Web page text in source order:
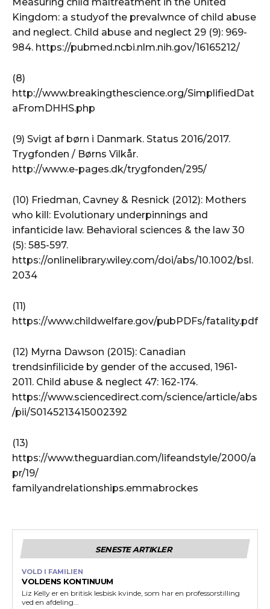
Kingdom: a studyof the prevalwnce of child abuse
and neglect. Child abuse and neglect 29 (9): 969-
984. https://pubmed.ncbi.nlm.nih.gov/16165212/
(8)
http://www.breakingthescience.org/SimplifiedDat
aFromDHHS.php
(9) Svigt af børn i Danmark. Status 2016/2017.
Trygfonden / Børns Vilkår.
http://www.e-pages.dk/trygfonden/295/
(10) Friedman, Cavney & Resnick (2012): Mothers
who kill: Evolutionary underpinnings and
infanticide law. Behavioral sciences & the law 30
(5): 585-597.
https://onlinelibrary.wiley.com/doi/abs/10.1002/bsl.
2034
(11)
https://www.childwelfare.gov/pubPDFs/fatality.pdf
(12) Myrna Dawson (2015): Canadian
trendsinfilicide by gender of the accused, 1961-
2011. Child abuse & neglect 47: 162-174.
https://www.sciencedirect.com/science/article/abs
/pii/S0145213415002392
(13)
https://www.theguardian.com/lifeandstyle/2000/a
pr/19/
familyandrelationships.emmabrockes
SENESTE ARTIKLER
VOLD I FAMILIEN
VOLDENS KONTINUUM
Liz Kelly er en britisk lesbisk kvinde, som har en professorstilling
ved en afdeling...